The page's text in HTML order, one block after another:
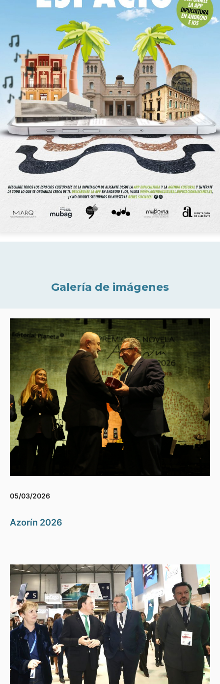
Galería de imágenes
05/03/2026
Azorín 2026